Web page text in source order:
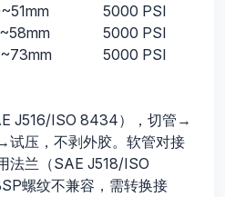
5000 PSI
5000 PSI
5000 PSI
J516/ISO 8434），切管→
压，不剥外胶。软管对接
法兰（SAE J518/ISO
螺纹不兼容，需转换接